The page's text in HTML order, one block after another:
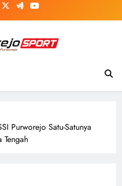
Purworejo Satu-Satunya
Tengah